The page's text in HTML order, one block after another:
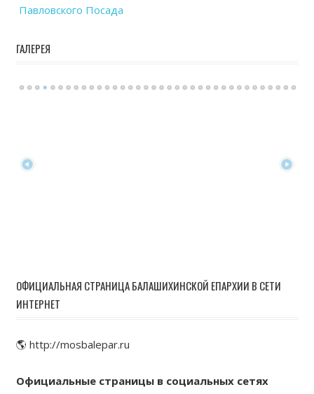
Павловского Посада
ГАЛЕРЕЯ
ОФИЦИАЛЬНАЯ СТРАНИЦА БАЛАШИХИНСКОЙ ЕПАРХИИ В СЕТИ
ИНТЕРНЕТ
🌎 http://mosbalepar.ru
Официальные страницы в социальных сетях